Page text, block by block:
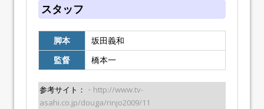
スタッフ
脚本
坂田義和
監督
橋本一
参考サイト：
・http://www.tv-
asahi.co.jp/douga/rinjo2009/11